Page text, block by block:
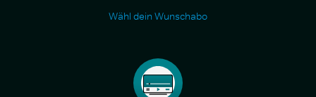
Wähl dein Wunschabo